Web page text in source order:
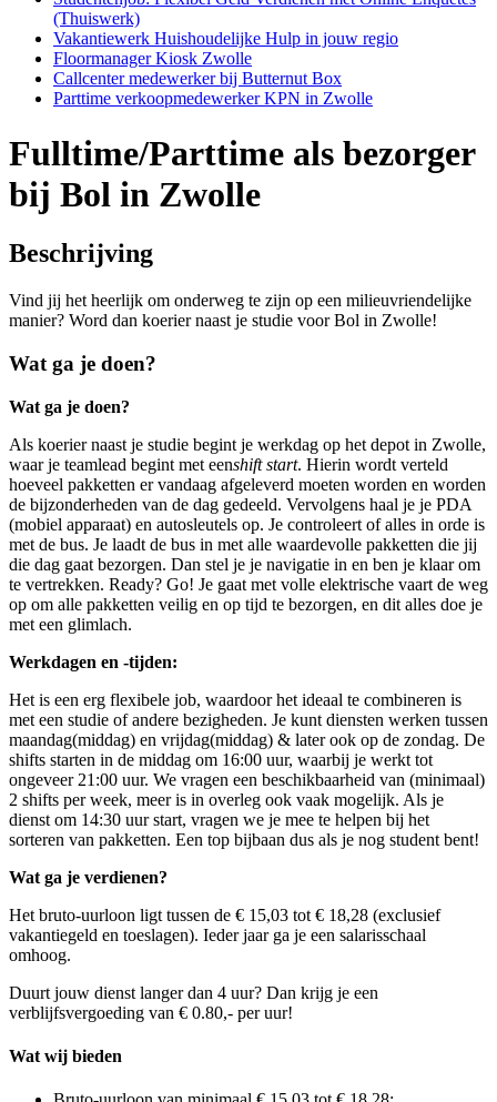
(Thuiswerk)
Vakantiewerk Huishoudelijke Hulp in jouw regio
Floormanager Kiosk Zwolle
Callcenter medewerker bij Butternut Box
Parttime verkoopmedewerker KPN in Zwolle
Fulltime/Parttime als bezorger
bij Bol in Zwolle
Beschrijving
Vind jij het heerlijk om onderweg te zijn op een milieuvriendelijke
manier? Word dan koerier naast je studie voor Bol in Zwolle!
Wat ga je doen?
Wat ga je doen?
Als koerier naast je studie begint je werkdag op het depot in Zwolle,
waar je teamlead begint met eenshift start. Hierin wordt verteld
hoeveel pakketten er vandaag afgeleverd moeten worden en worden
de bijzonderheden van de dag gedeeld. Vervolgens haal je je PDA
(mobiel apparaat) en autosleutels op. Je controleert of alles in orde is
met de bus. Je laadt de bus in met alle waardevolle pakketten die jij
die dag gaat bezorgen. Dan stel je je navigatie in en ben je klaar om
te vertrekken. Ready? Go! Je gaat met volle elektrische vaart de weg
op om alle pakketten veilig en op tijd te bezorgen, en dit alles doe je
met een glimlach.
Werkdagen en -tijden:
Het is een erg flexibele job, waardoor het ideaal te combineren is
met een studie of andere bezigheden. Je kunt diensten werken tussen
maandag(middag) en vrijdag(middag) & later ook op de zondag. De
shifts starten in de middag om 16:00 uur, waarbij je werkt tot
ongeveer 21:00 uur. We vragen een beschikbaarheid van (minimaal)
2 shifts per week, meer is in overleg ook vaak mogelijk. Als je
dienst om 14:30 uur start, vragen we je mee te helpen bij het
sorteren van pakketten. Een top bijbaan dus als je nog student bent!
Wat ga je verdienen?
Het bruto-uurloon ligt tussen de € 15,03 tot € 18,28 (exclusief
vakantiegeld en toeslagen). Ieder jaar ga je een salarisschaal
omhoog.
Duurt jouw dienst langer dan 4 uur? Dan krijg je een
verblijfsvergoeding van € 0.80,- per uur!
Wat wij bieden